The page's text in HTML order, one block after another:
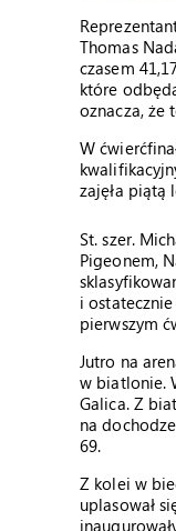
Thomas
czasem
które
oznacza, że
W
zajęła piątą
St. szer.
Pigeonem,
i
pierwszym
Jutro na
w biatlonie.
Galica. Z
na
69.
Z kolei w
uplasował